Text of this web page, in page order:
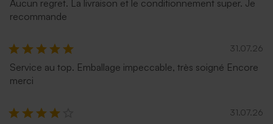
Aucun regret. La livraison et le conditionnement super. Je
recommande
31.07.26
Service au top. Emballage impeccable, très soigné Encore
merci
31.07.26